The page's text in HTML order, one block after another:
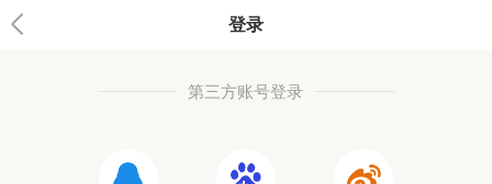
登录
第三方账号登录